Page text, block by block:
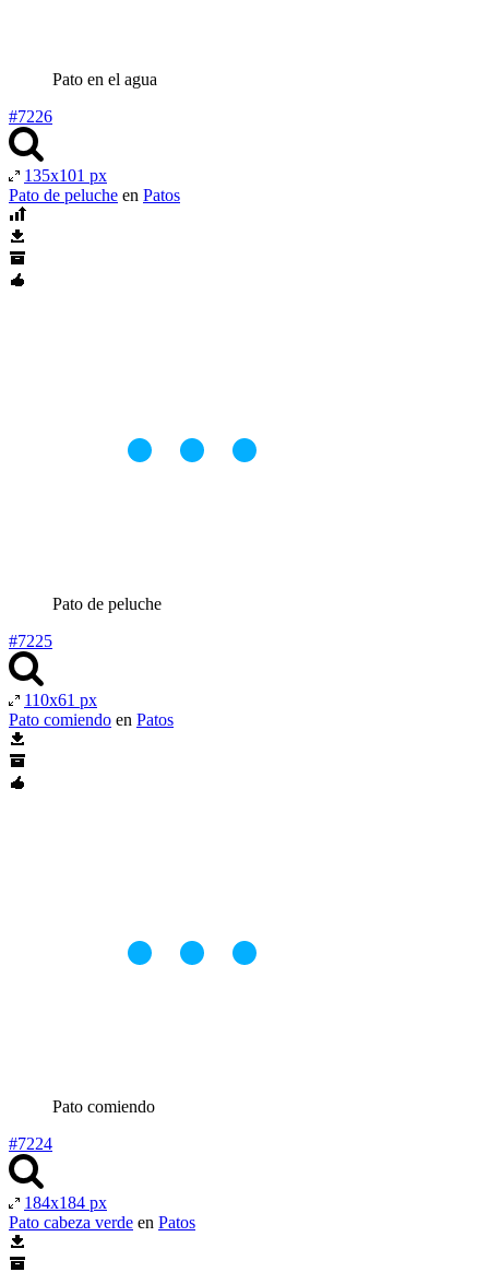
Pato en el agua
#7226
135x101 px
Pato de peluche en Patos
Pato de peluche
#7225
110x61 px
Pato comiendo en Patos
Pato comiendo
#7224
184x184 px
Pato cabeza verde en Patos